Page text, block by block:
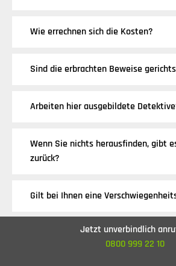
Wie errechnen sich die Kosten?
Sind die erbrachten Beweise
Arbeiten hier ausgebildete
Wenn Sie nichts herausfinden, gibt
zurück?
Gilt bei Ihnen eine
Welche Zahlungsarten akzeptieren
Jetzt unverbindlich
0800 999 22 10